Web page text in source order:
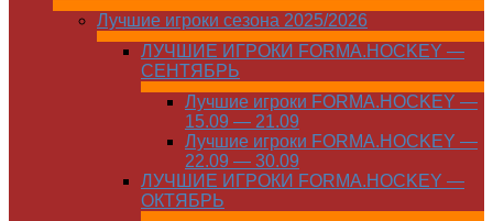
Лучшие игроки сезона 2025/2026
ЛУЧШИЕ ИГРОКИ FORMA.HOCKEY —
СЕНТЯБРЬ
Лучшие игроки FORMA.HOCKEY —
15.09 — 21.09
Лучшие игроки FORMA.HOCKEY —
22.09 — 30.09
ЛУЧШИЕ ИГРОКИ FORMA.HOCKEY —
ОКТЯБРЬ